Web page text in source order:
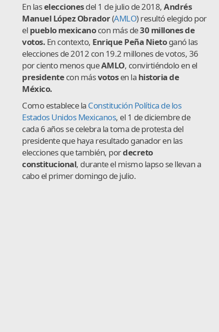
En laseleccionesdel 1 de julio de 2018, Andrés
Manuel López Obrador(AMLO) resultó elegido por
el pueblo mexicanocon más de30 millones de
votos. En contexto, Enrique Peña Nietoganó las
elecciones de 2012 con 19.2 millones de votos, 36
por ciento menos queAMLO, convirtiéndolo en el
presidentecon másvotosen la historia de
México.
Como establece la Constitución Política de los
Estados Unidos Mexicanos, el 1 de diciembre de
cada 6 años se celebra la toma de protesta del
presidente que haya resultado ganador en las
elecciones que también, pordecreto
constitucional, durante el mismo lapso se llevan a
cabo el primer domingo de julio.